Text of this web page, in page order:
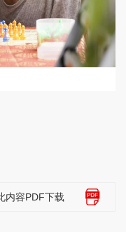
内容PDF下载